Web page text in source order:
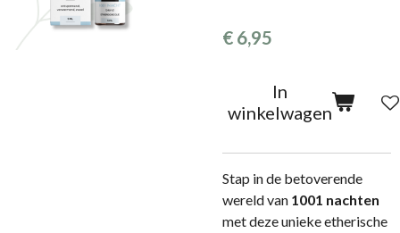
€ 6,95
In
winkelwagen
Stap in de betoverende
wereld van 1001 nachten
met deze unieke etherische